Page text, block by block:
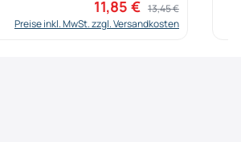
Verkaufspreis:
11,85 € Regulärer Preis:
13,45 €
Preise inkl. MwSt. zzgl. Versandkosten